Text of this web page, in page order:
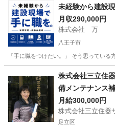
東京 町田市 その他 未経験
未経験から建設
月収290,000円
株式会社 万
八王子市
「手に職をつけたい。」 そう思ってい
その他 未経験
株式会社三立住
備メンテナンス
月給300,000円
株式会社三立住器
足立区